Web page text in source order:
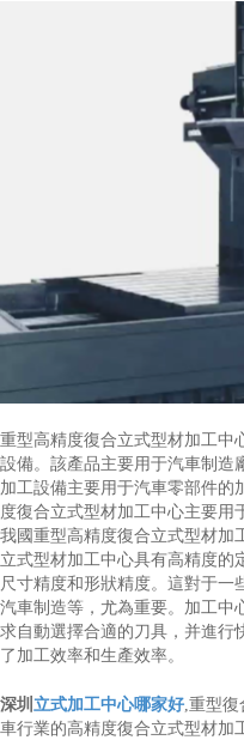
重型高精度復合立式型材加工中
設備。該產品主要用于汽車制造
加工設備主要用于汽車零部件的
度復合立式型材加工中心主要用
我國重型高精度復合立式型材加
立式型材加工中心具有高精度的
尺寸精度和形狀精度。這對于一
汽車制造等，尤為重要。加工中
求自動選擇合適的刀具，并進行
了加工效率和生產效率。
深圳 立式加工中心哪家好,重型復
車行業的高精度復合立式型材加